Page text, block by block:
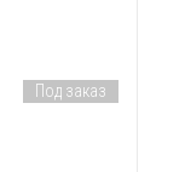
Под заказ